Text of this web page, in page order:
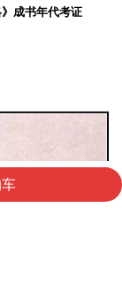
成书年代考证